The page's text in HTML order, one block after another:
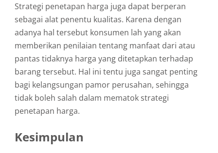
Strategi penetapan harga juga dapat berperan
sebagai alat penentu kualitas. Karena dengan
adanya hal tersebut konsumen lah yang akan
memberikan penilaian tentang manfaat dari atau
pantas tidaknya harga yang ditetapkan terhadap
barang tersebut. Hal ini tentu juga sangat penting
bagi kelangsungan pamor perusahan, sehingga
tidak boleh salah dalam mematok strategi
penetapan harga.
Kesimpulan